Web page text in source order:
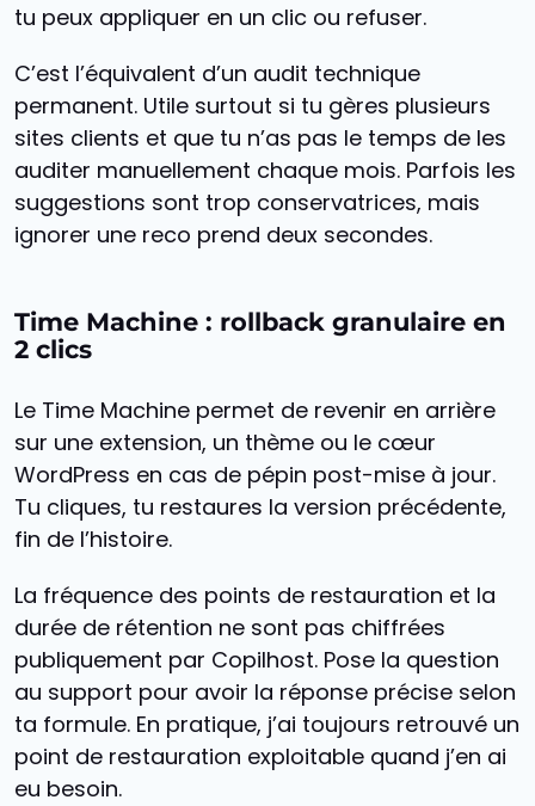
tu peux appliquer en un clic ou refuser.
C’est l’équivalent d’un audit technique
permanent. Utile surtout si tu gères plusieurs
sites clients et que tu n’as pas le temps de les
auditer manuellement chaque mois. Parfois les
suggestions sont trop conservatrices, mais
ignorer une reco prend deux secondes.
Time Machine : rollback granulaire en
2 clics
Le Time Machine permet de revenir en arrière
sur une extension, un thème ou le cœur
WordPress en cas de pépin post-mise à jour.
Tu cliques, tu restaures la version précédente,
fin de l’histoire.
La fréquence des points de restauration et la
durée de rétention ne sont pas chiffrées
publiquement par Copilhost. Pose la question
au support pour avoir la réponse précise selon
ta formule. En pratique, j’ai toujours retrouvé un
point de restauration exploitable quand j’en ai
eu besoin.